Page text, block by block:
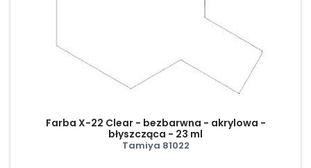
Farba X-22 Clear - bezbarwna - akrylowa -
błyszcząca - 23 ml
Tamiya 81022